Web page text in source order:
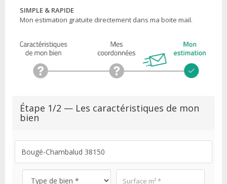
SIMPLE & RAPIDE
Mon estimation gratuite directement dans ma boite mail.
Étape 1/2 — Les caractéristiques de mon
bien